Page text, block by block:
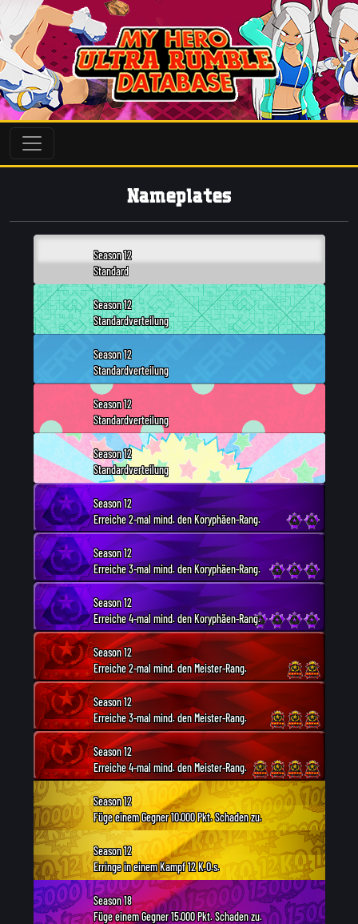
Nameplates
Season 12
Standard
Season 12
Standardverteilung
Season 12
Standardverteilung
Season 12
Standardverteilung
Season 12
Standardverteilung
Season 12
Erreiche 2-mal mind. den Koryphäen-Rang.
Season 12
Erreiche 3-mal mind. den Koryphäen-Rang.
Season 12
Erreiche 4-mal mind. den Koryphäen-Rang.
Season 12
Erreiche 2-mal mind. den Meister-Rang.
Season 12
Erreiche 3-mal mind. den Meister-Rang.
Season 12
Erreiche 4-mal mind. den Meister-Rang.
Season 12
Füge einem Gegner 10.000 Pkt. Schaden zu.
Season 12
Erringe in einem Kampf 12 K.O.s.
Season 18
Füge einem Gegner 15.000 Pkt. Schaden zu.